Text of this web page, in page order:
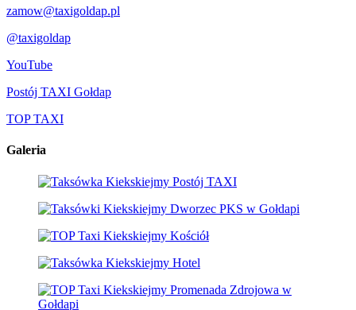
zamow@taxigoldap.pl
@taxigoldap
YouTube
Postój TAXI Gołdap
TOP TAXI
Galeria